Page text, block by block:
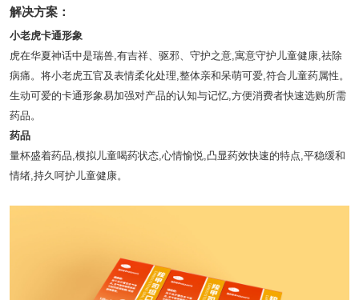
解决方案：
小老虎卡通形象
虎在华夏神话中是瑞兽,有吉祥、驱邪、守护之意,寓意守护儿童健康,祛除
病痛。将小老虎五官及表情柔化处理,整体亲和呆萌可爱,符合儿童药属性。
生动可爱的卡通形象易加强对产品的认知与记忆,方便消费者快速选购所需
药品。
药品
量杯盛着药品,模拟儿童喝药状态,心情愉悦,凸显药效快速的特点,平稳缓和
情绪,持久呵护儿童健康。